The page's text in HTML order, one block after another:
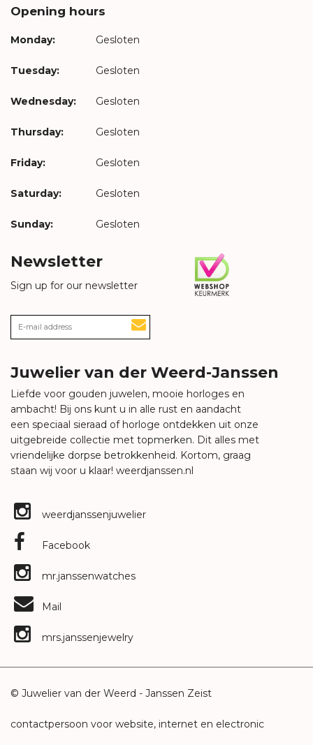
Opening hours
Monday: Gesloten
Tuesday: Gesloten
Wednesday: Gesloten
Thursday: Gesloten
Friday: Gesloten
Saturday: Gesloten
Sunday: Gesloten
Newsletter
Sign up for our newsletter
Juwelier van der Weerd-Janssen
Liefde voor gouden juwelen, mooie horloges en
ambacht! Bij ons kunt u in alle rust en aandacht
een speciaal sieraad of horloge ontdekken uit onze
uitgebreide collectie met topmerken. Dit alles met
vriendelijke dorpse betrokkenheid. Kortom, graag
staan wij voor u klaar! weerdjanssen.nl
weerdjanssenjuwelier
Facebook
mr.janssenwatches
Mail
mrs.janssenjewelry
© Juwelier van der Weerd - Janssen Zeist
contactpersoon voor website, internet en electronic